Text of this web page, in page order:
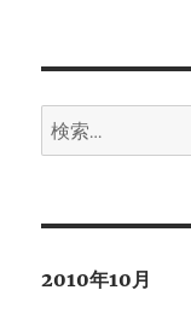
検
索:
2010年10月